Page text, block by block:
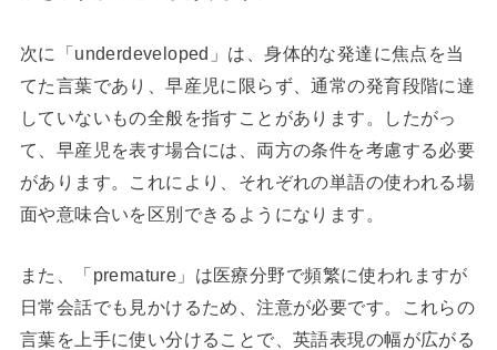
次に「underdeveloped」は、身体的な発達に焦点を当
てた言葉であり、早産児に限らず、通常の発育段階に達
していないもの全般を指すことがあります。したがっ
て、早産児を表す場合には、両方の条件を考慮する必要
があります。これにより、それぞれの単語の使われる場
面や意味合いを区別できるようになります。
また、「premature」は医療分野で頻繁に使われますが
日常会話でも見かけるため、注意が必要です。これらの
言葉を上手に使い分けることで、英語表現の幅が広がる